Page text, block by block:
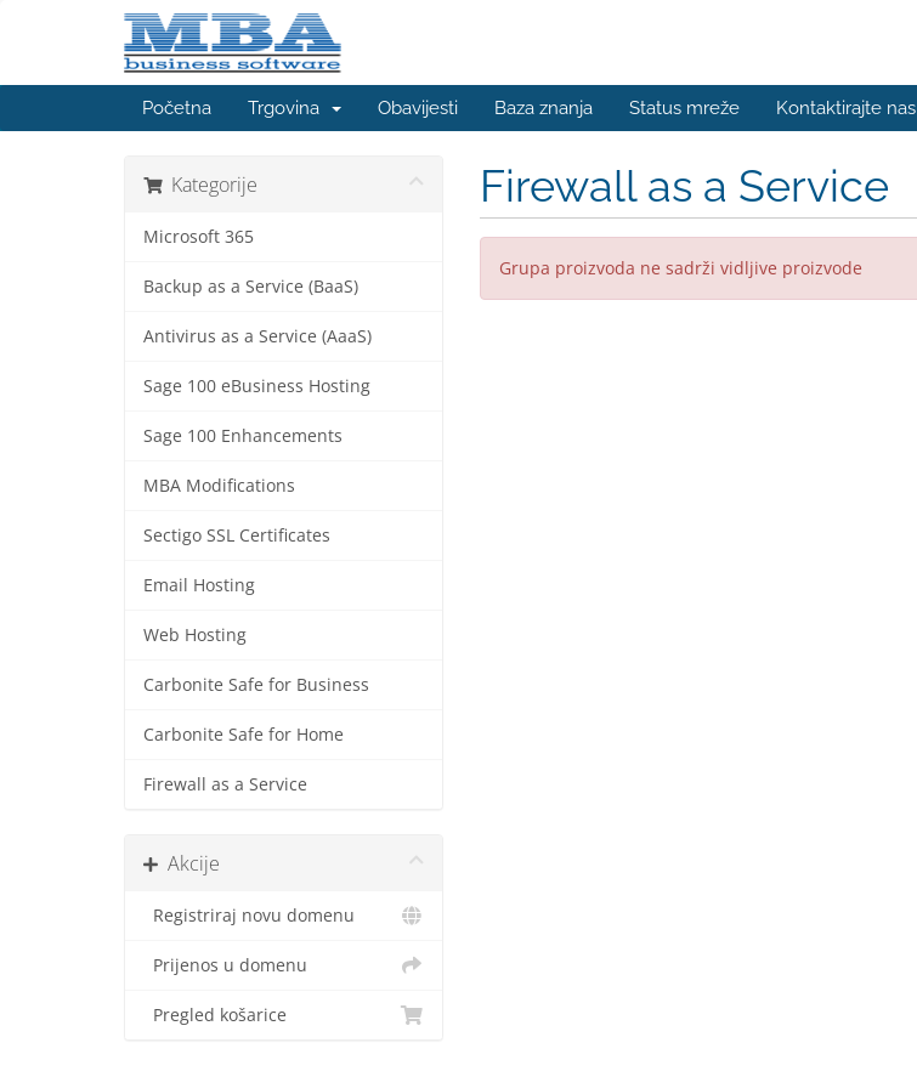
Početna Trgovina Obavijesti Baza znanja Status mreže Kontaktirajte nas
Kategorije
Microsoft 365
Backup as a Service (BaaS)
Antivirus as a Service (AaaS)
Sage 100 eBusiness Hosting
Sage 100 Enhancements
MBA Modifications
Sectigo SSL Certificates
Email Hosting
Web Hosting
Carbonite Safe for Business
Carbonite Safe for Home
Firewall as a Service
Akcije
Registriraj novu domenu
Prijenos u domenu
Pregled košarice
Firewall as a Service
Grupa proizvoda ne sadrži vidljive proizvode